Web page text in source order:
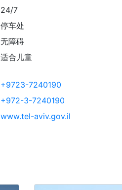
24/7
停车处
无障碍
适合儿童
+9723-7240190
+972-3-7240190
www.tel-aviv.gov.il